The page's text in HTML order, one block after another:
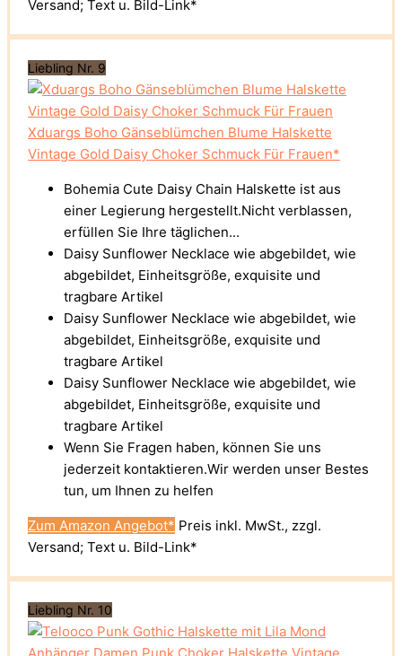
Versand; Text u. Bild-Link*
Liebling Nr. 9
Xduargs Boho Gänseblümchen Blume Halskette
Vintage Gold Daisy Choker Schmuck Für Frauen*
Bohemia Cute Daisy Chain Halskette ist aus
einer Legierung hergestellt.Nicht verblassen,
erfüllen Sie Ihre täglichen...
Daisy Sunflower Necklace wie abgebildet, wie
abgebildet, Einheitsgröße, exquisite und
tragbare Artikel
Daisy Sunflower Necklace wie abgebildet, wie
abgebildet, Einheitsgröße, exquisite und
tragbare Artikel
Daisy Sunflower Necklace wie abgebildet, wie
abgebildet, Einheitsgröße, exquisite und
tragbare Artikel
Wenn Sie Fragen haben, können Sie uns
jederzeit kontaktieren.Wir werden unser Bestes
tun, um Ihnen zu helfen
Zum Amazon Angebot* Preis inkl. MwSt., zzgl.
Versand; Text u. Bild-Link*
Liebling Nr. 10